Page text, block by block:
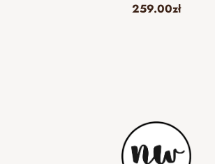
259.00zł